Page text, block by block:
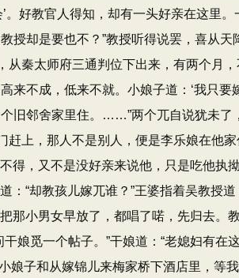
。好教官人得知，却有一头好亲在这里
却是要也不？​”教授听得说罢，喜从
秦太师府三通判位下出来，有两个月
不成，低来不就。小娘子道：‘我只要
旧邻舍家里住。……”两个兀自说犹未了
上，那人不是别人，便是李乐娘在他
，又不是没好亲来说他，只是吃他执
​“却教孩儿嫁兀谁？​”王婆指着吴教授
那小男女早放了，都唱了喏，先归去。
娘觅一个帖子。​”干娘道：​“老媳妇有在
娘子和从嫁锦儿来梅家桥下酒店里，等